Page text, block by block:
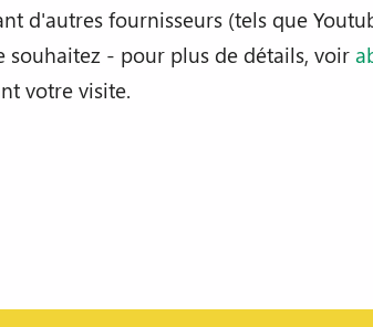
d'autres fournisseurs (tels que
- pour plus de détails, voir
votre visite.